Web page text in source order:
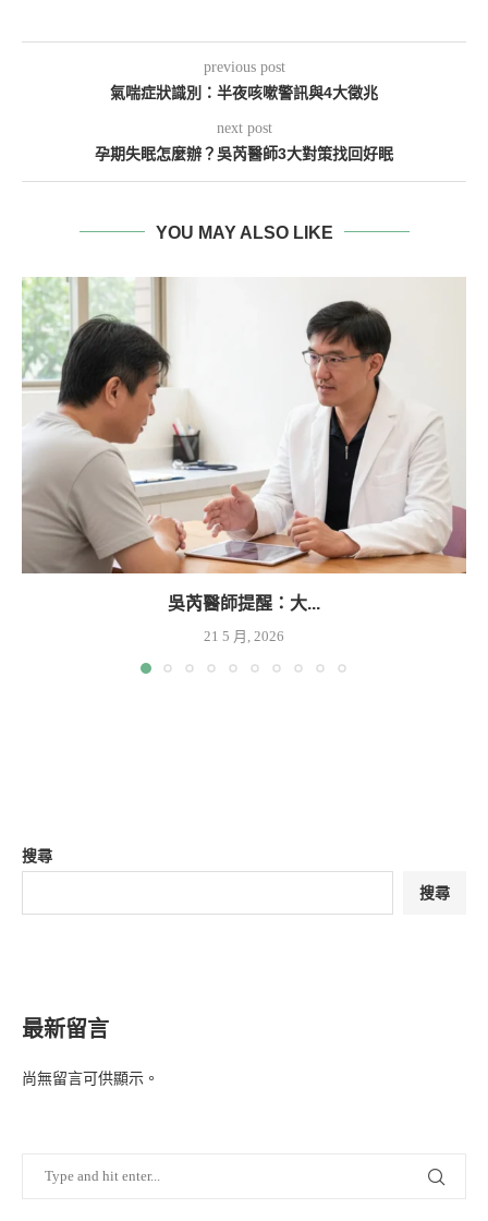
previous post
氣喘症狀識別：半夜咳嗽警訊與4大徵兆
next post
孕期失眠怎麼辦？吳芮醫師3大對策找回好眠
YOU MAY ALSO LIKE
吳芮醫師提醒：大...
21 5 月, 2026
搜尋
搜尋
最新留言
尚無留言可供顯示。